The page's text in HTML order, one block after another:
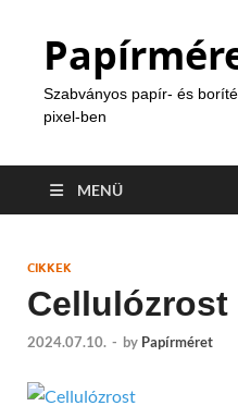
Szabványos papír- és
pixel-ben
MENÜ
CIKKEK
Cellulózrost
2024.07.10. - by Papírméret